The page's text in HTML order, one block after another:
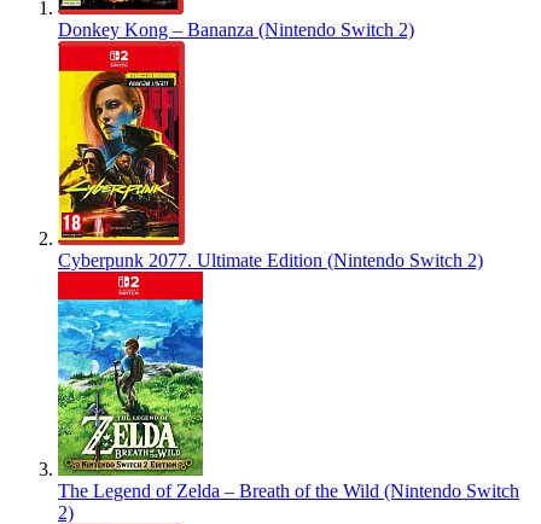
Donkey Kong – Bananza (Nintendo Switch 2)
Cyberpunk 2077. Ultimate Edition (Nintendo Switch 2)
The Legend of Zelda – Breath of the Wild (Nintendo Switch
2)